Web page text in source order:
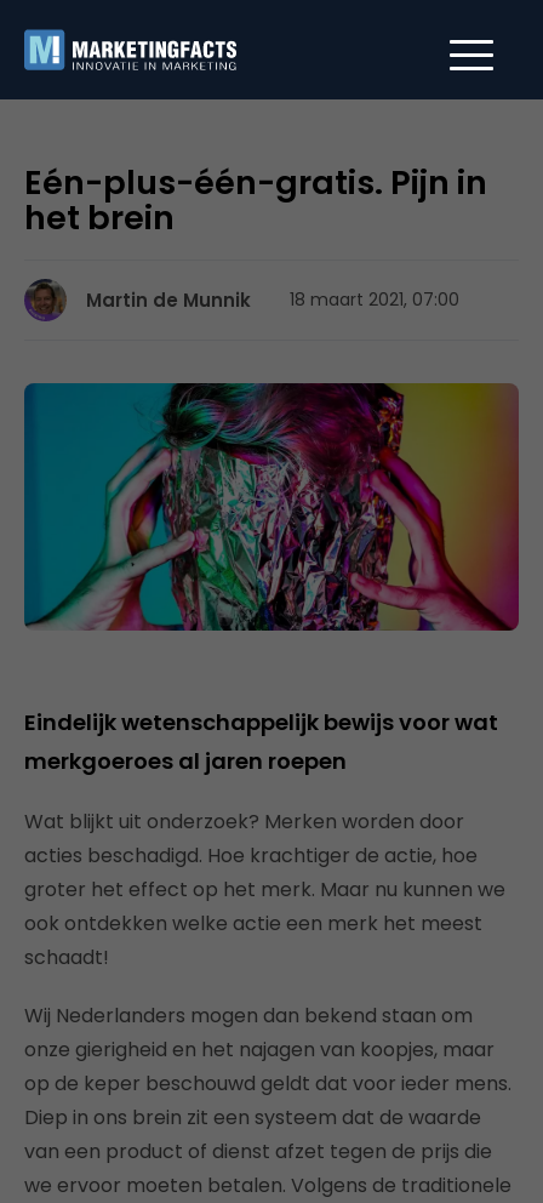
Eén-plus-één-gratis. Pijn in
het brein
Martin de Munnik 18 maart 2021, 07:00
Eindelijk wetenschappelijk bewijs voor wat
merkgoeroes al jaren roepen
Wat blijkt uit onderzoek? Merken worden door
acties beschadigd. Hoe krachtiger de actie, hoe
groter het effect op het merk. Maar nu kunnen we
ook ontdekken welke actie een merk het meest
schaadt!
Wij Nederlanders mogen dan bekend staan om
onze gierigheid en het najagen van koopjes, maar
op de keper beschouwd geldt dat voor ieder mens.
Diep in ons brein zit een systeem dat de waarde
van een product of dienst afzet tegen de prijs die
we ervoor moeten betalen. Volgens de traditionele